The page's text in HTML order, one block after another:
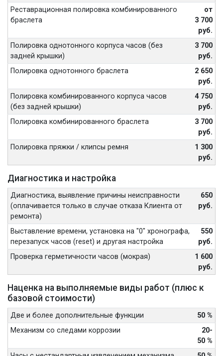
Реставрационная полировка комбинированного
браслета
от
3 700
руб.
Полировка однотонного корпуса часов (без
задней крышки)
3 700
руб.
Полировка однотонного браслета
2 650
руб.
Полировка комбинированного корпуса часов
(без задней крышки)
4 750
руб.
Полировка комбинированного браслета
3 700
руб.
Полировка пряжки / клипсы ремня
1 300
руб.
Диагностика и настройка
Диагностика, выявление причины неисправности
(оплачивается только в случае отказа Клиента от
ремонта)
650
руб.
Выставление времени, установка на "0" хронографа,
перезапуск часов (reset) и другая настройка
550
руб.
Проверка герметичности часов (мокрая)
1 600
руб.
Наценка на выполняемые виды работ (плюс к
базовой стоимости)
Две и более дополнительные функции
50 %
Механизм со следами коррозии
20-
50 %